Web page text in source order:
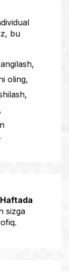
bu
oling,
Haftada
sizga